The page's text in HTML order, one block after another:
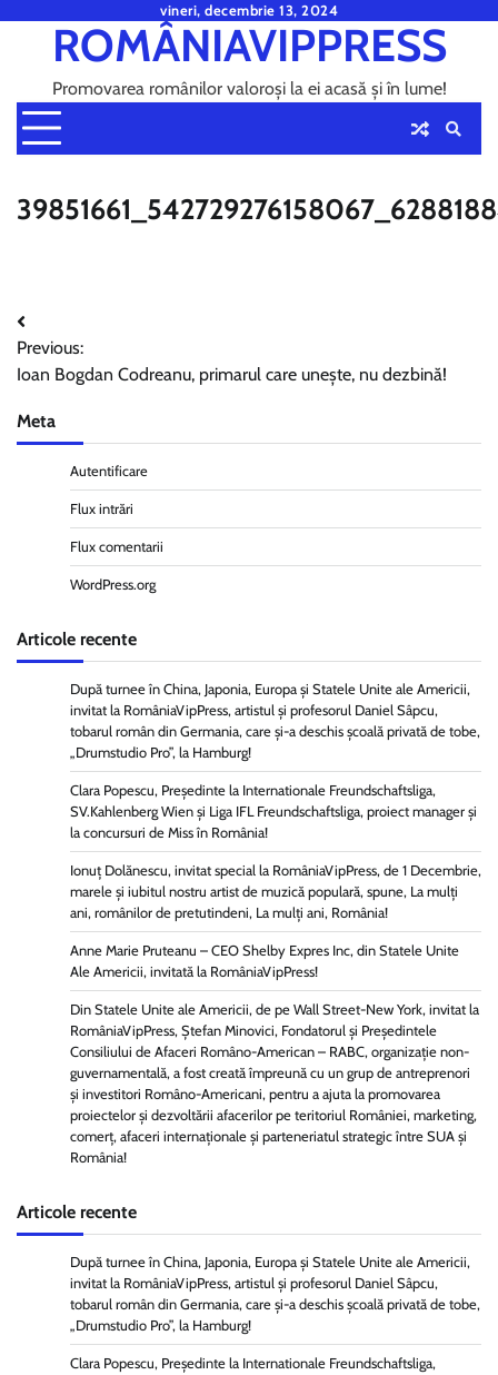
content
vineri, decembrie 13, 2024
ROMÂNIAVIPPRESS
Promovarea românilor valoroși la ei acasă și în lume!
Navigare
în
articole
Previous:
Ioan Bogdan Codreanu, primarul care unește, nu dezbină!
Meta
Autentificare
Flux intrări
Flux comentarii
WordPress.org
Articole recente
După turnee în China, Japonia, Europa și Statele Unite ale Americii,
invitat la RomâniaVipPress, artistul și profesorul Daniel Sâpcu,
tobarul român din Germania, care și-a deschis școală privată de tobe,
„Drumstudio Pro”, la Hamburg!
Clara Popescu, Președinte la Internationale Freundschaftsliga,
SV.Kahlenberg Wien şi Liga IFL Freundschaftsliga, proiect manager și
la concursuri de Miss în România!
Ionuț Dolănescu, invitat special la RomâniaVipPress, de 1 Decembrie,
marele și iubitul nostru artist de muzică populară, spune, La mulți
ani, românilor de pretutindeni, La mulți ani, România!
Anne Marie Pruteanu – CEO Shelby Expres Inc, din Statele Unite
Ale Americii, invitată la RomâniaVipPress!
Din Statele Unite ale Americii, de pe Wall Street-New York, invitat la
RomâniaVipPress, Ștefan Minovici, Fondatorul și Președintele
Consiliului de Afaceri Româno-American – RABC, organizație non-
guvernamentală, a fost creată împreună cu un grup de antreprenori
și investitori Româno-Americani, pentru a ajuta la promovarea
proiectelor și dezvoltării afacerilor pe teritoriul României, marketing,
comerț, afaceri internaționale și parteneriatul strategic între SUA și
România!
Articole recente
După turnee în China, Japonia, Europa și Statele Unite ale Americii,
invitat la RomâniaVipPress, artistul și profesorul Daniel Sâpcu,
tobarul român din Germania, care și-a deschis școală privată de tobe,
„Drumstudio Pro”, la Hamburg!
Clara Popescu, Președinte la Internationale Freundschaftsliga,